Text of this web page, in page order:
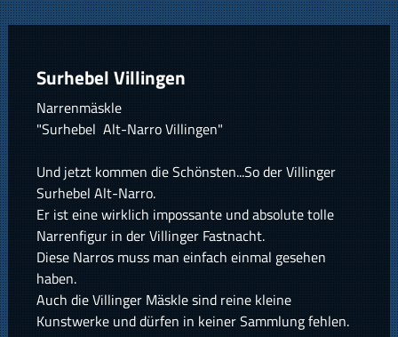
Surhebel Villingen
Narrenmäskle
"Surhebel Alt-Narro Villingen"
Und jetzt kommen die Schönsten...So der Villinger
Surhebel Alt-Narro.
Er ist eine wirklich impossante und absolute tolle
Narrenfigur in der Villinger Fastnacht.
Diese Narros muss man einfach einmal gesehen
haben.
Auch die Villinger Mäskle sind reine kleine
Kunstwerke und dürfen in keiner Sammlung fehlen.